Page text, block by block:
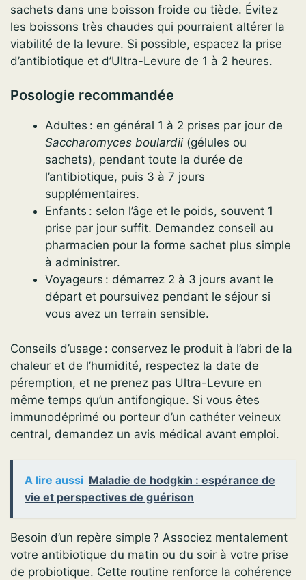
sachets dans une boisson froide ou tiède. Évitez
les boissons très chaudes qui pourraient altérer la
viabilité de la levure. Si possible, espacez la prise
d’antibiotique et d’Ultra-Levure de 1 à 2 heures.
Posologie recommandée
Adultes : en général 1 à 2 prises par jour de
Saccharomyces boulardii (gélules ou
sachets), pendant toute la durée de
l’antibiotique, puis 3 à 7 jours
supplémentaires.
Enfants : selon l’âge et le poids, souvent 1
prise par jour suffit. Demandez conseil au
pharmacien pour la forme sachet plus simple
à administrer.
Voyageurs : démarrez 2 à 3 jours avant le
départ et poursuivez pendant le séjour si
vous avez un terrain sensible.
Conseils d’usage : conservez le produit à l’abri de la
chaleur et de l’humidité, respectez la date de
péremption, et ne prenez pas Ultra-Levure en
même temps qu’un antifongique. Si vous êtes
immunodéprimé ou porteur d’un cathéter veineux
central, demandez un avis médical avant emploi.
A lire aussi Maladie de hodgkin : espérance de
vie et perspectives de guérison
Besoin d’un repère simple ? Associez mentalement
votre antibiotique du matin ou du soir à votre prise
de probiotique. Cette routine renforce la cohérence